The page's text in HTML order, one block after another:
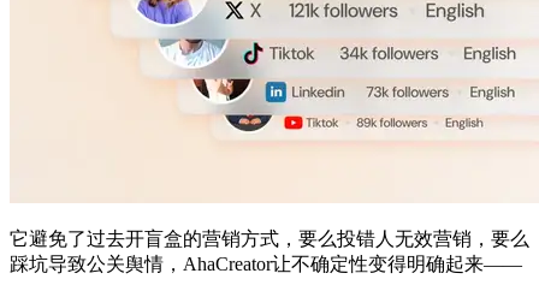
它避免了过去开盲盒的营销方式，要么投错人无效营销，要么
踩坑导致公关舆情，AhaCreator让不确定性变得明确起来——